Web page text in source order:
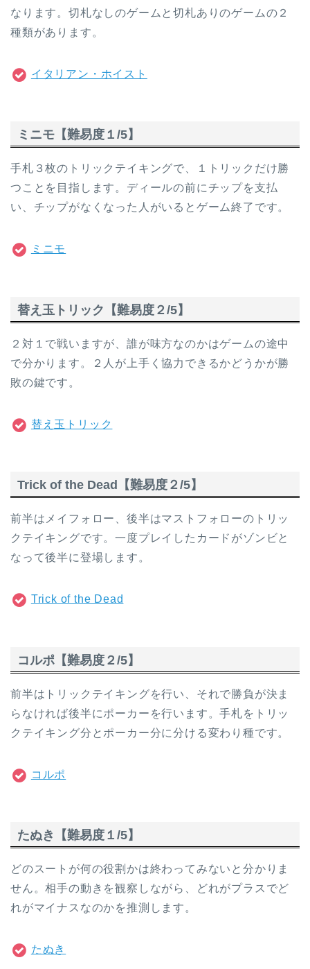
なります。切札なしのゲームと切札ありのゲームの２
種類があります。
イタリアン・ホイスト
ミニモ【難易度１/5】
手札３枚のトリックテイキングで、１トリックだけ勝
つことを目指します。ディールの前にチップを支払
い、チップがなくなった人がいるとゲーム終了です。
ミニモ
替え玉トリック【難易度２/5】
２対１で戦いますが、誰が味方なのかはゲームの途中
で分かります。２人が上手く協力できるかどうかが勝
敗の鍵です。
替え玉トリック
Trick of the Dead【難易度２/5】
前半はメイフォロー、後半はマストフォローのトリッ
クテイキングです。一度プレイしたカードがゾンビと
なって後半に登場します。
Trick of the Dead
コルポ【難易度２/5】
前半はトリックテイキングを行い、それで勝負が決ま
らなければ後半にポーカーを行います。手札をトリッ
クテイキング分とポーカー分に分ける変わり種です。
コルポ
たぬき【難易度１/5】
どのスートが何の役割かは終わってみないと分かりま
せん。相手の動きを観察しながら、どれがプラスでど
れがマイナスなのかを推測します。
たぬき